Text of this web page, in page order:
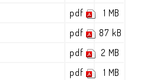
pdf 1 MB
pdf 87 kB
pdf 2 MB
pdf 1 MB